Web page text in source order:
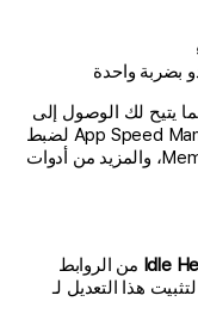
بضربة واحدة
يتيح لك الوصول إلى
Auto Touch لأتمتة المهام المتكررة، وApp Speed Manager لضبط
سرعة اللعب، وتعديل القيم عبر Memory Engine، والمزيد من أدوات
Idle modded IPA من الروابط
هذا التعديل لـ